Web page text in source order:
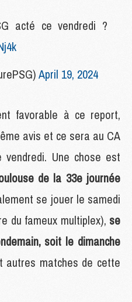
acté ce vendredi ?
April 19, 2024
favorable à ce report,
avis et ce sera au CA
Une chose est
de la 33e journée
se jouer le samedi
du fameux multiplex), se
soit le dimanche
autres matches de cette